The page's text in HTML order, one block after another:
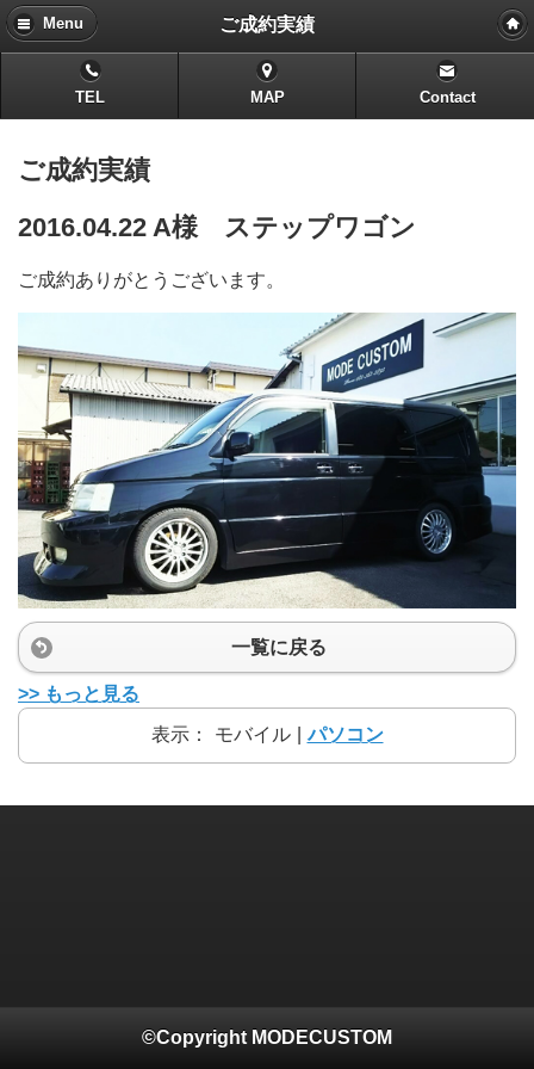
Menu ご成約実績
TEL MAP Contact
ご成約実績
2016.04.22 A様 ステップワゴン
ご成約ありがとうございます。
一覧に戻る
>> もっと見る
表示：
モバイル パソコン
©Copyright MODECUSTOM